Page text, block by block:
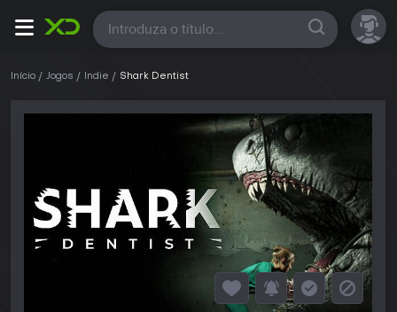
Todas
Início Jogos Indie Shark Dentist